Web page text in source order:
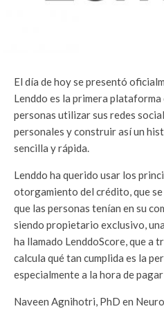
El día de hoy se presentó
Lenddo es la primera plataforma
personas utilizar sus redes
personales y construir así un
sencilla y rápida.
Lenddo ha querido usar los
otorgamiento del crédito, que
que las personas tenían en su
siendo propietario exclusivo,
ha llamado LenddoScore, que a
calcula qué tan cumplida es la
especialmente a la hora de
Naveen Agnihotri, PhD en